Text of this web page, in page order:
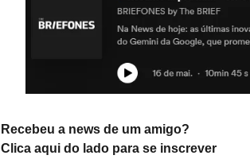
Recebeu a news de um amigo?
Clica aqui do lado para se inscrever